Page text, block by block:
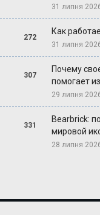
31 липня
272
Как
31 липня
307
Почему
помогает
29 липня
331
Bearbrick:
мировой
28 липня